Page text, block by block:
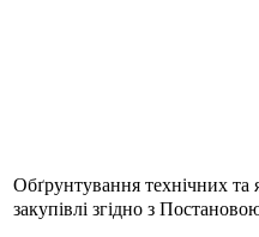
Обґрунтування технічних та
закупівлі згідно з